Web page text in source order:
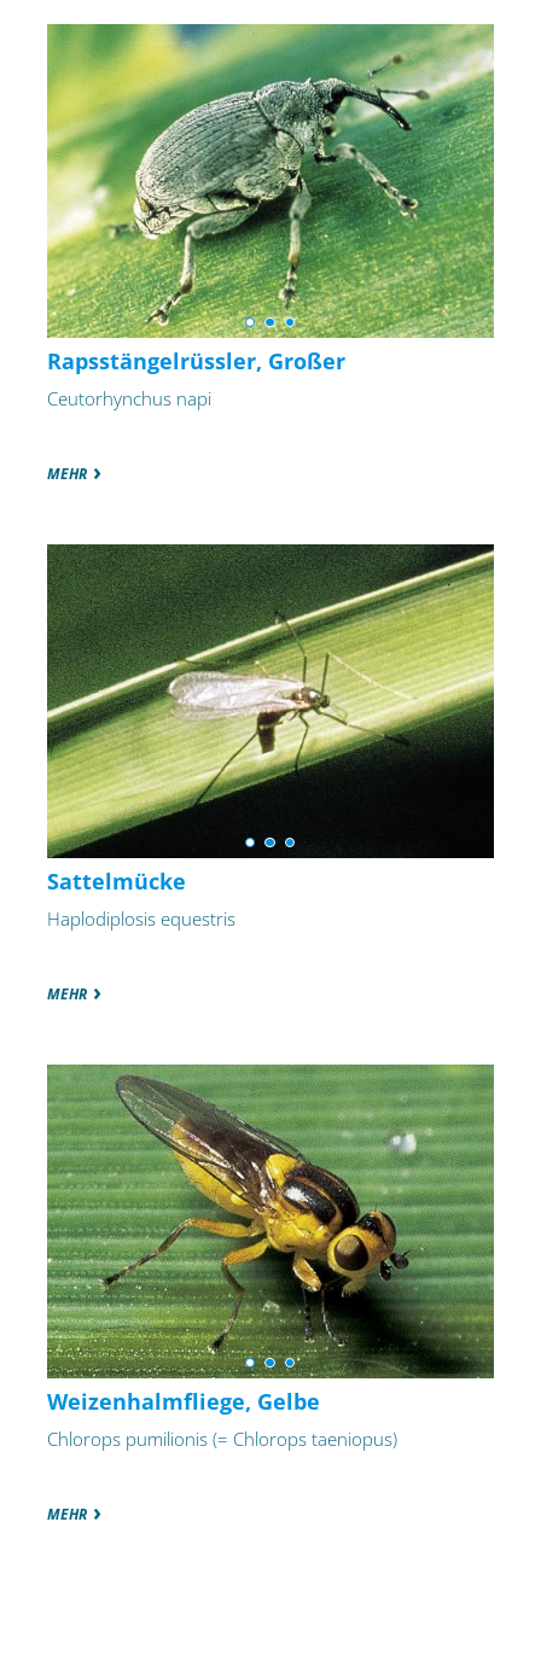
Rapsstängelrüssler, Großer
Ceutorhynchus napi
MEHR
Sattelmücke
Haplodiplosis equestris
MEHR
Weizenhalmfliege, Gelbe
Chlorops pumilionis (= Chlorops taeniopus)
MEHR